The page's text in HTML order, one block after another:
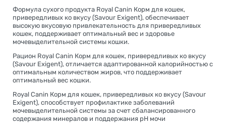
Формула сухого продукта Royal Canin Корм для кошек,
привередливых ко вкусу (Savour Exigent), обеспечивает
высокую вкусовую привлекательность для привередливых
кошек, поддерживает оптимальный вес и здоровье
мочевыделительной системы кошки.
Рацион Royal Canin Корм для кошек, привередливых ко вкусу
(Savour Exigent), отличается адаптированной калорийностью с
оптимальным количеством жиров, что поддерживает
оптимальный вес кошки.
Royal Canin Корм для кошек, привередливых ко вкусу (Savour
Exigent), способствует профилактике заболеваний
мочевыделительной системы за счет сбалансированного
содержания минералов и поддержания рН мочи